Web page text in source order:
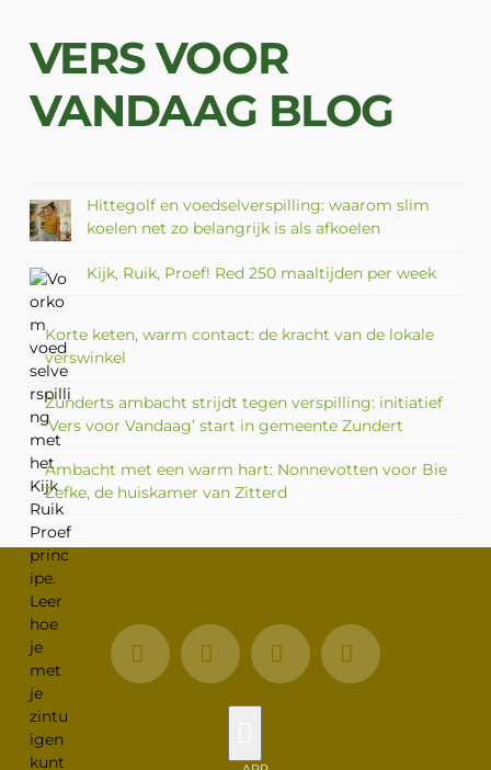
VERS VOOR
VANDAAG BLOG
Hittegolf en voedselverspilling: waarom slim
koelen net zo belangrijk is als afkoelen
Kijk, Ruik, Proef! Red 250 maaltijden per week
Korte keten, warm contact: de kracht van de lokale
verswinkel
Zunderts ambacht strijdt tegen verspilling: initiatief
‘Vers voor Vandaag’ start in gemeente Zundert
Ambacht met een warm hart: Nonnevotten voor Bie
Zefke, de huiskamer van Zitterd
Facebook